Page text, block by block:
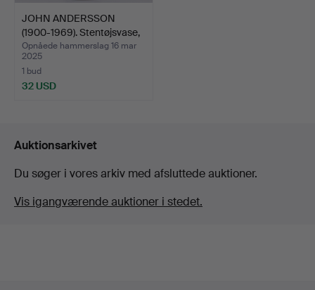
JOHN ANDERSSON
(1900-1969). Stentøjsvase,
…
Opnåede hammerslag 16 mar
2025
1 bud
32 USD
Auktionsarkivet
Du søger i vores arkiv med afsluttede auktioner.
Vis igangværende auktioner i stedet.